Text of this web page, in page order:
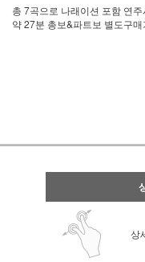
총 7곡으로 나래이션 포함 연
약 27분 총보&파트보 별도구매
상